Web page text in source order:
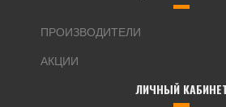
ПРОИЗВОДИТЕЛИ
АКЦИИ
ЛИЧНЫЙ